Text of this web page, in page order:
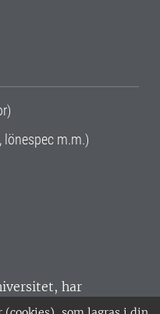
lönespec m.m.)
har
Huvudorter är